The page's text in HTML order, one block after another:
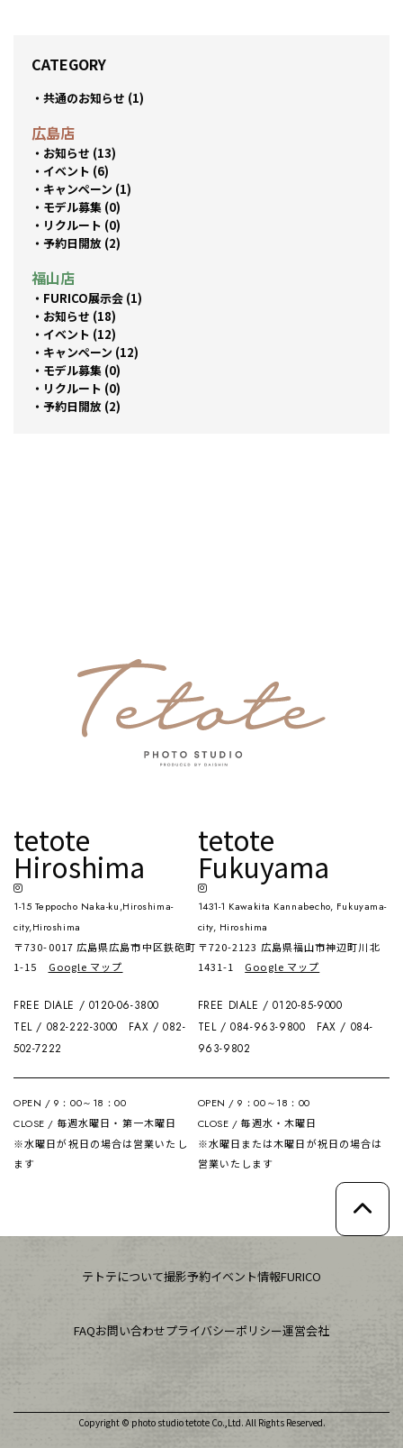
CATEGORY
共通のお知らせ (1)
広島店
お知らせ (13)
イベント (6)
キャンペーン (1)
モデル募集 (0)
リクルート (0)
予約日開放 (2)
福山店
FURICO展示会 (1)
お知らせ (18)
イベント (12)
キャンペーン (12)
モデル募集 (0)
リクルート (0)
予約日開放 (2)
tetote
Hiroshima
1-15 Teppocho Naka-ku,Hiroshima-
city,Hiroshima
〒730-0017 広島県広島市中区鉄砲町
1-15 Google マップ
FREE DIALE / 0120-06-3800
TEL / 082-222-3000 FAX / 082-
502-7222
OPEN / 9：00～18：00
CLOSE / 毎週水曜日・第一木曜日
※水曜日が祝日の場合は営業いたし
ます
tetote
Fukuyama
1431-1 Kawakita Kannabecho, Fukuyama-
city, Hiroshima
〒720-2123 広島県福山市神辺町川北
1431-1 Google マップ
FREE DIALE / 0120-85-9000
TEL / 084-963-9800 FAX / 084-
963-9802
OPEN / 9：00～18：00
CLOSE / 毎週水・木曜日
※水曜日または木曜日が祝日の場合は
営業いたします
テトテについて撮影予約イベント情報FURICO
FAQお問い合わせプライバシーポリシー運営会社
Copyright © photo studio tetote Co.,Ltd. All Rights Reserved.